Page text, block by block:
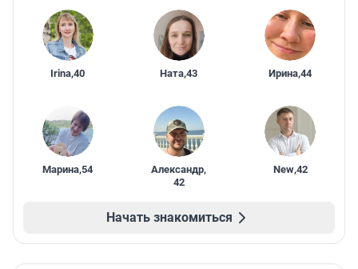
Irina,40 Ната,43 Ирина,44
Марина,54 Александр,
42
New,42
Начать знакомиться